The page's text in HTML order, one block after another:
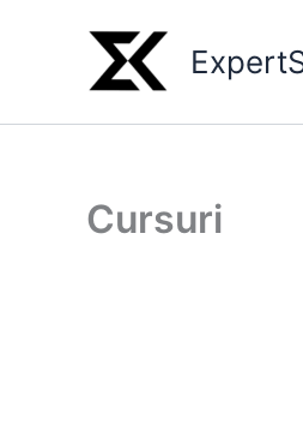
Cursuri